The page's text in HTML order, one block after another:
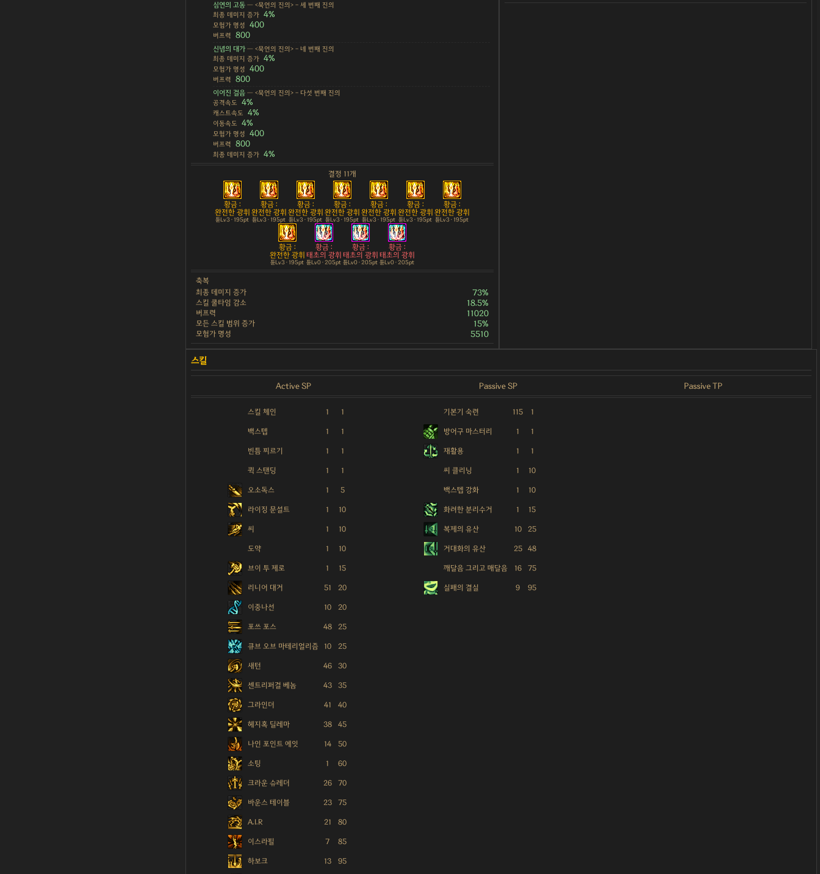
심연의 고동 — <묵언의 진의> - 세 번째 진의
최종 데미지 증가 4%
모험가 명성 400
버프력 800
신념의 대가 — <묵언의 진의> - 네 번째 진의
최종 데미지 증가 4%
모험가 명성 400
버프력 800
이어진 걸음 — <묵언의 진의> - 다섯 번째 진의
공격속도 4%
캐스트속도 4%
이동속도 4%
모험가 명성 400
버프력 800
최종 데미지 증가 4%
결정 11개
황금 :
완전한 광휘
튠Lv3 · 195pt
황금 :
완전한 광휘
튠Lv3 · 195pt
황금 :
완전한 광휘
튠Lv3 · 195pt
황금 :
완전한 광휘
튠Lv3 · 195pt
황금 :
완전한 광휘
튠Lv3 · 195pt
황금 :
완전한 광휘
튠Lv3 · 195pt
황금 :
완전한 광휘
튠Lv3 · 195pt
황금 :
완전한 광휘
튠Lv3 · 195pt
황금 :
태초의 광휘
튠Lv0 · 205pt
황금 :
태초의 광휘
튠Lv0 · 205pt
황금 :
태초의 광휘
튠Lv0 · 205pt
축복
최종 데미지 증가
73%
스킬 쿨타임 감소 18.5%
버프력 11020
모든 스킬 범위 증가 15%
모험가 명성 5510
Active SP Passive SP Passive TP
스킬 체인 1 1
백스텝 1 1
빈틈 찌르기 1 1
퀵 스탠딩 1 1
오소독스 1 5
라이징 문설트 1 10
씨 1 10
도약 1 10
브이 투 제로 1 15
리니어 대거 51 20
이중나선 10 20
포쓰 포스 48 25
큐브 오브 마테리얼리즘 10 25
새턴 46 30
센트리퍼걸 베놈 43 35
그라인더 41 40
헤지혹 딜레마 38 45
나인 포인트 에잇 14 50
소팅 1 60
크라운 슈레더 26 70
바운스 테이블 23 75
A.I.R 21 80
이스라필 7 85
하보크 13 95
기본기 숙련 115 1
방어구 마스터리 1 1
재활용 1 1
씨 클리닝 1 10
백스텝 강화 1 10
화려한 분리수거 1 15
복제의 유산 10 25
거대화의 유산 25 48
깨달음 그리고 매달음 16 75
실패의 결실 9 95